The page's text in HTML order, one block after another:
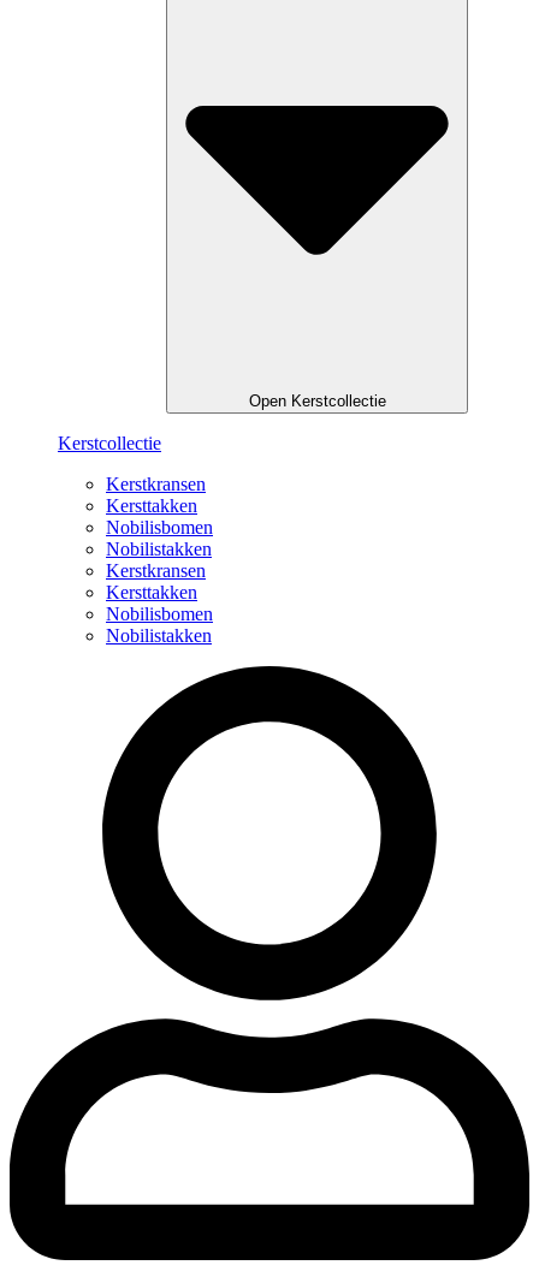
Open Kerstcollectie
Kerstcollectie
Kerstkransen
Kersttakken
Nobilisbomen
Nobilistakken
Kerstkransen
Kersttakken
Nobilisbomen
Nobilistakken